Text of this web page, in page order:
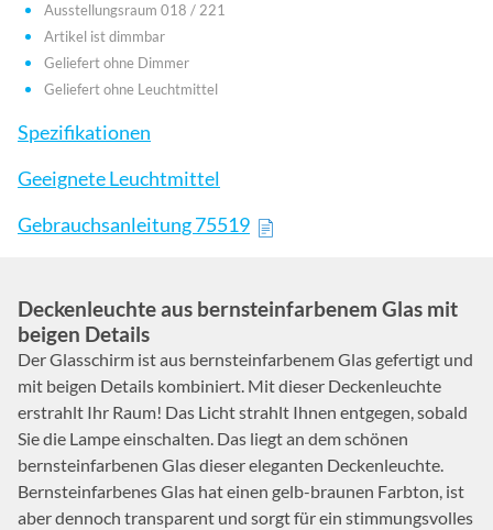
Ausstellungsraum 018 / 221
Artikel ist dimmbar
Geliefert ohne Dimmer
Geliefert ohne Leuchtmittel
Spezifikationen
Geeignete Leuchtmittel
Gebrauchsanleitung 75519
Deckenleuchte aus bernsteinfarbenem Glas mit
beigen Details
Der Glasschirm ist aus bernsteinfarbenem Glas gefertigt und
mit beigen Details kombiniert. Mit dieser Deckenleuchte
erstrahlt Ihr Raum! Das Licht strahlt Ihnen entgegen, sobald
Sie die Lampe einschalten. Das liegt an dem schönen
bernsteinfarbenen Glas dieser eleganten Deckenleuchte.
Bernsteinfarbenes Glas hat einen gelb-braunen Farbton, ist
aber dennoch transparent und sorgt für ein stimmungsvolles